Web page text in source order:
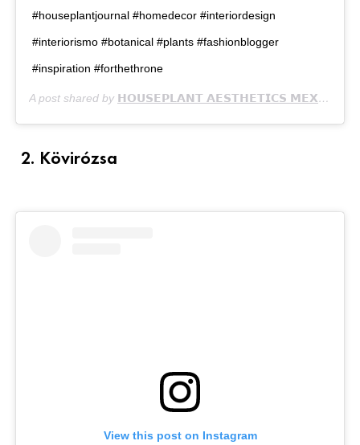
#houseplantjournal #homedecor #interiordesign
#interiorismo #botanical #plants #fashionblogger
#inspiration #forthethrone
A post shared by 𝗛𝗢𝗨𝗦𝗘𝗣𝗟𝗔𝗡𝗧 𝗔𝗘𝗦𝗧𝗛𝗘𝗧𝗜𝗖𝗦 𝗠𝗘𝗫𝗜𝗖𝗢
2. Kövirózsa
View this post on Instagram